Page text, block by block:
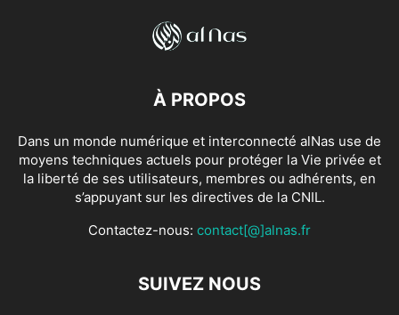
À PROPOS
Dans un monde numérique et interconnecté alNas use de
moyens techniques actuels pour protéger la Vie privée et
la liberté de ses utilisateurs, membres ou adhérents, en
s’appuyant sur les directives de la CNIL.
Contactez-nous: contact[@]alnas.fr
SUIVEZ NOUS